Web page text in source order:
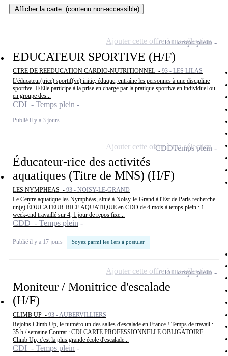
Afficher la carte (contenu non-accessible)
EDUCATEUR SPORTIVE (H/F)
CTRE DE REEDUCATION CARDIO-NUTRITIONNEL - 93 - LES LILAS
L'éducateur(trice) sportif(ve) initie, éduque, entraîne les personnes à une discipline
sportive. Il/Elle participe à la prise en charge par la pratique sportive en individuel ou
en groupe des...
CDI - Temps plein
Publié il y a 3 jours
CDITemps plein
Ajouter cette offre à ma sélection
Éducateur-rice des activités
aquatiques (Titre de MNS) (H/F)
LES NYMPHEAS - 93 - NOISY-LE-GRAND
Le Centre aquatique les Nymphéas, situé à Noisy-le-Grand à l'Est de Paris recherche
un(e) ÉDUCATEUR-RICE AQUATIQUE en CDD de 4 mois à temps plein : 1
week-end travaillé sur 4, 1 jour de repos fixe...
CDD - Temps plein
Publié il y a 17 jours Soyez parmi les 1ers à postuler
CDDTemps plein
Ajouter cette offre à ma sélection
Moniteur / Monitrice d'escalade
(H/F)
CLIMB UP - 93 - AUBERVILLIERS
Rejoins Climb Up, le numéro un des salles d'escalade en France ! Temps de travail :
35 h / semaine Contrat : CDI CARTE PROFESSIONNELLE OBLIGATOIRE
Climb Up, c'est la plus grande école d'escalade...
CDI - Temps plein
CDITemps plein
Ajouter cette offre à ma sélection